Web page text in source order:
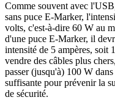
Comme souvent avec
sans puce E-Marker,
volts, c'est-à-dire 60 W au
d'une puce E-Marker, il
intensité de 5 ampères, soit
vendre des câbles plus
passer (jusqu'à) 100 W
suffisante pour prévenir la
de sécurité.